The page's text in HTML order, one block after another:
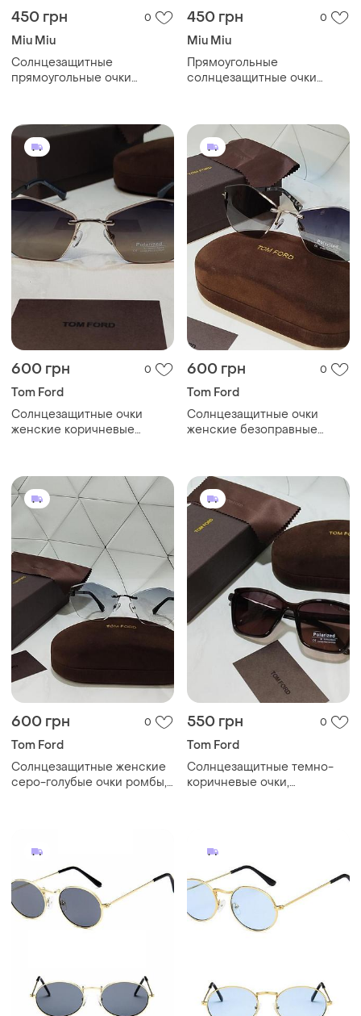
450 грн 0
Miu Miu
Солнцезащитные
прямоугольные очки
450 грн 0
Miu Miu
Прямоугольные
солнцезащитные очки
600 грн 0
Tom Ford
Солнцезащитные очки
женские коричневые
ромбообразные, ромбы
600 грн 0
Tom Ford
Солнцезащитные очки
женские безоправные
600 грн 0
Tom Ford
Солнцезащитные женские
серо-голубые очки ромбы,
550 грн 0
Tom Ford
Солнцезащитные темно-
коричневые очки,